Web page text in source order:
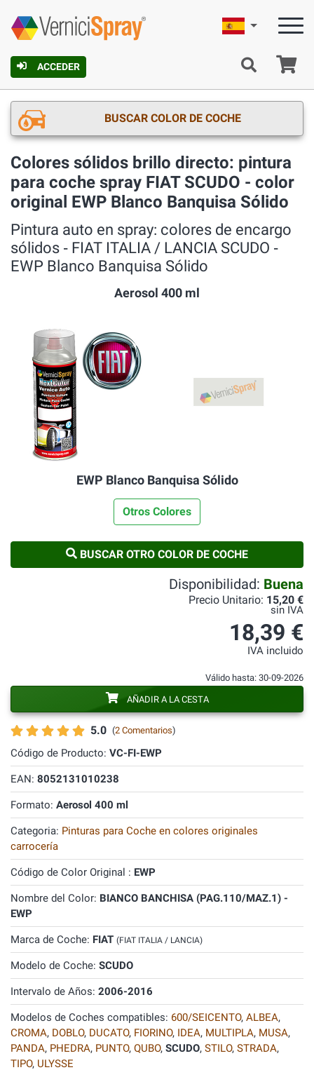
ACCEDER
Español
BUSCAR COLOR DE COCHE
Colores sólidos brillo directo: pintura
para coche spray FIAT SCUDO - color
original EWP Blanco Banquisa Sólido
Pintura auto en spray: colores de encargo
sólidos ‐ FIAT ITALIA / LANCIA SCUDO ‐
EWP Blanco Banquisa Sólido
Aerosol 400 ml
EWP Blanco Banquisa Sólido
Otros Colores
BUSCAR OTRO COLOR DE COCHE
5.0 (2 Comentarios)
Código de Producto: VC-FI-EWP
EAN: 8052131010238
Formato: Aerosol 400 ml
Categoria: Pinturas para Coche en colores originales
carrocería
Código de Color Original : EWP
Nombre del Color: BIANCO BANCHISA (PAG.110/MAZ.1) -
EWP
Marca de Coche: FIAT (FIAT ITALIA / LANCIA)
Modelo de Coche: SCUDO
Intervalo de Años: 2006-2016
Modelos de Coches compatibles: 600/SEICENTO, ALBEA,
CROMA, DOBLO, DUCATO, FIORINO, IDEA, MULTIPLA, MUSA,
PANDA, PHEDRA, PUNTO, QUBO, SCUDO, STILO, STRADA,
TIPO, ULYSSE
Disponibilidad: Buena
Precio Unitario: 15,20 €
sin IVA
18,39 €
IVA incluido
Válido hasta: 30-09-2026
AÑADIR A LA CESTA